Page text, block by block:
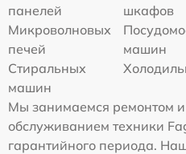
панелей
шкафов
Микроволновых
печей
машин
Стиральных
машин
Мы занимаемся ремонтом и
обслуживанием техники
гарантийного периода.